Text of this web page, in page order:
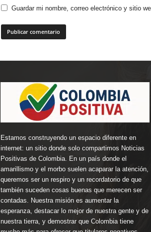
Guardar mi nombre, correo electrónico y sitio
Estamos construyendo un espacio diferente en
internet: un sitio donde solo compartimos Noticias
Positivas de Colombia. En un país donde el
amarillismo y el morbo suelen acaparar la atención,
queremos ser un respiro y un recordatorio de que
también suceden cosas buenas que merecen ser
contadas. Nuestra misión es aumentar la
esperanza, destacar lo mejor de nuestra gente y de
nuestra tierra, y demostrar que Colombia tiene